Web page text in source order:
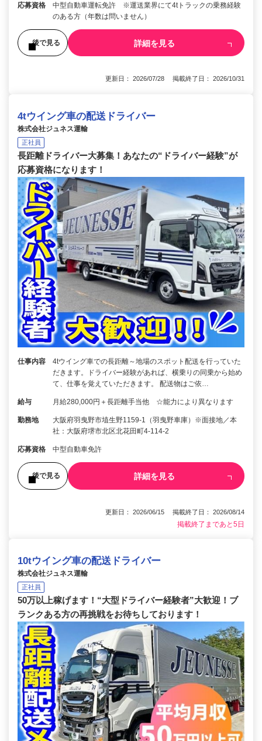
応募資格
中型自動車運転免許 ※運送業界にて4tトラックの乗務経験
のある方（年数は問いません）
後で見る 詳細を見る
更新日： 2026/07/28 掲載終了日： 2026/10/31
4tウイング車の配送ドライバー
株式会社ジュネス運輸
正社員
長距離ドライバー大募集！あなたの“ドライバー経験”が
応募資格になります！
仕事内容
4tウイング車での長距離～地場のスポット配送を行っていた
だきます。ドライバー経験があれば、横乗りの同乗から始め
て、仕事を覚えていただきます。 配送物はご依…
給与 月給280,000円＋長距離手当他 ☆能力により異なります
勤務地
大阪府羽曳野市埴生野1159-1（羽曳野車庫）※面接地／本
社：大阪府堺市北区北花田町4-114-2
応募資格 中型自動車免許
後で見る 詳細を見る
更新日： 2026/06/15 掲載終了日： 2026/08/14
掲載終了まであと5日
10tウイング車の配送ドライバー
株式会社ジュネス運輸
正社員
50万以上稼げます！“大型ドライバー経験者”大歓迎！ブ
ランクある方の再挑戦をお待ちしております！